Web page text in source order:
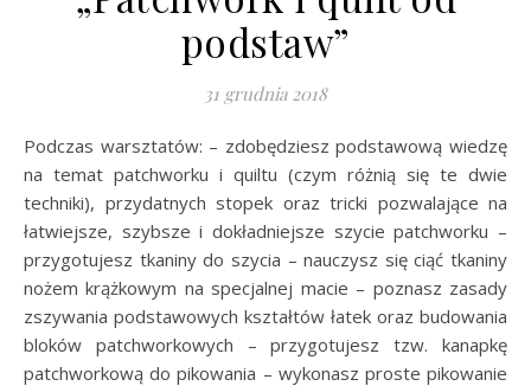
podstaw”
31 grudnia 2018
Podczas warsztatów: – zdobędziesz podstawową wiedzę
na temat patchworku i quiltu (czym różnią się te dwie
techniki), przydatnych stopek oraz tricki pozwalające na
łatwiejsze, szybsze i dokładniejsze szycie patchworku –
przygotujesz tkaniny do szycia – nauczysz się ciąć tkaniny
nożem krążkowym na specjalnej macie – poznasz zasady
zszywania podstawowych kształtów łatek oraz budowania
bloków patchworkowych – przygotujesz tzw. kanapkę
patchworkową do pikowania – wykonasz proste pikowanie